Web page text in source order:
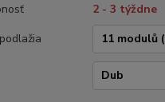
2 - 3 týždne